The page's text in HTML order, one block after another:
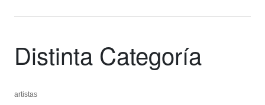
Distinta Categoría
artistas
artistas